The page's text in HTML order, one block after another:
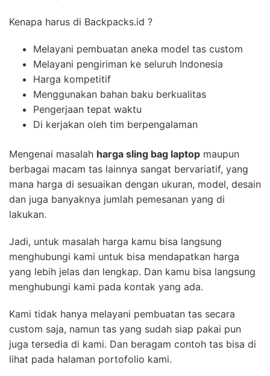
Kenapa harus di Backpacks.id ?
Melayani pembuatan aneka model tas custom
Melayani pengiriman ke seluruh Indonesia
Harga kompetitif
Menggunakan bahan baku berkualitas
Pengerjaan tepat waktu
Di kerjakan oleh tim berpengalaman
Mengenai masalah harga sling bag laptop maupun
berbagai macam tas lainnya sangat bervariatif, yang
mana harga di sesuaikan dengan ukuran, model, desain
dan juga banyaknya jumlah pemesanan yang di
lakukan.
Jadi, untuk masalah harga kamu bisa langsung
menghubungi kami untuk bisa mendapatkan harga
yang lebih jelas dan lengkap. Dan kamu bisa langsung
menghubungi kami pada kontak yang ada.
Kami tidak hanya melayani pembuatan tas secara
custom saja, namun tas yang sudah siap pakai pun
juga tersedia di kami. Dan beragam contoh tas bisa di
lihat pada halaman portofolio kami.